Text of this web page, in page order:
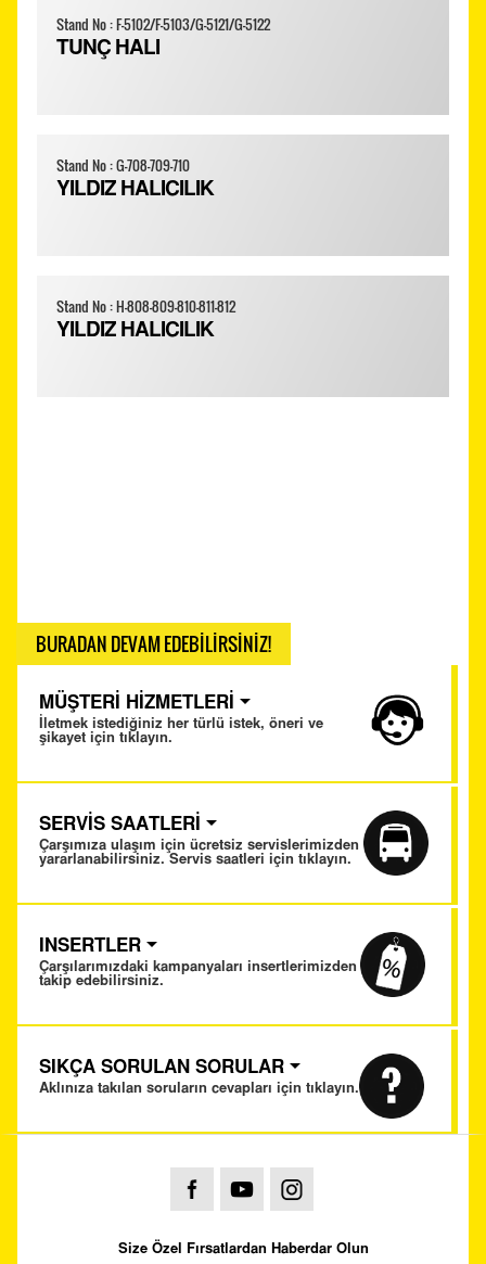
Stand No : F-5102/F-5103/G-5121/G-5122
TUNÇ HALI
Stand No : G-708-709-710
YILDIZ HALICILIK
Stand No : H-808-809-810-811-812
YILDIZ HALICILIK
BURADAN DEVAM EDEBİLİRSİNİZ!
MÜŞTERİ HİZMETLERİ
İletmek istediğiniz her türlü istek, öneri ve
şikayet için tıklayın.
SERVİS SAATLERİ
Çarşımıza ulaşım için ücretsiz servislerimizden
yararlanabilirsiniz. Servis saatleri için tıklayın.
INSERTLER
Çarşılarımızdaki kampanyaları insertlerimizden
takip edebilirsiniz.
SIKÇA SORULAN SORULAR
Aklınıza takılan soruların cevapları için tıklayın.
Size Özel Fırsatlardan Haberdar Olun